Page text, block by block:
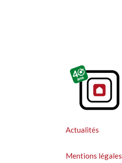
Actualités
Mentions légales